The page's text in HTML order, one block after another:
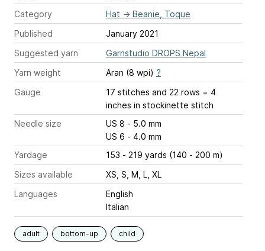
Category
Hat → Beanie, Toque
Published
January 2021
Suggested yarn
Garnstudio DROPS Nepal
Yarn weight
Aran (8 wpi) ?
Gauge
17 stitches and 22 rows = 4
inches in stockinette stitch
Needle size
US 8 - 5.0 mm
US 6 - 4.0 mm
Yardage
153 - 219 yards (140 - 200 m)
Sizes available
XS, S, M, L, XL
Languages
English
Italian
adult bottom-up child